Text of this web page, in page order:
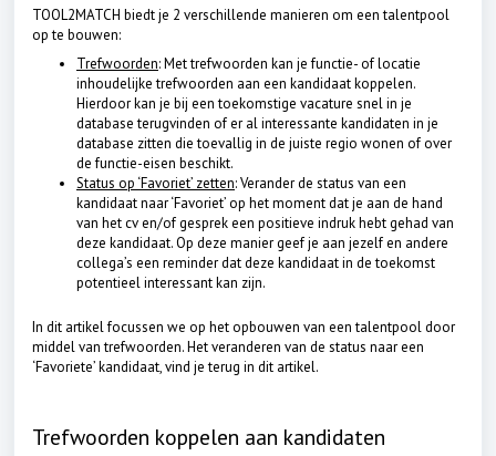
TOOL2MATCH biedt je 2 verschillende manieren om een talentpool
op te bouwen:
Trefwoorden: Met trefwoorden kan je functie- of locatie
inhoudelijke trefwoorden aan een kandidaat koppelen.
Hierdoor kan je bij een toekomstige vacature snel in je
database terugvinden of er al interessante kandidaten in je
database zitten die toevallig in de juiste regio wonen of over
de functie-eisen beschikt.
Status op ‘Favoriet’ zetten: Verander de status van een
kandidaat naar ‘Favoriet’ op het moment dat je aan de hand
van het cv en/of gesprek een positieve indruk hebt gehad van
deze kandidaat. Op deze manier geef je aan jezelf en andere
collega’s een reminder dat deze kandidaat in de toekomst
potentieel interessant kan zijn.
In dit artikel focussen we op het opbouwen van een talentpool door
middel van trefwoorden. Het veranderen van de status naar een
‘Favoriete’ kandidaat,vind je terug in dit artikel.
Trefwoorden koppelen aan kandidaten